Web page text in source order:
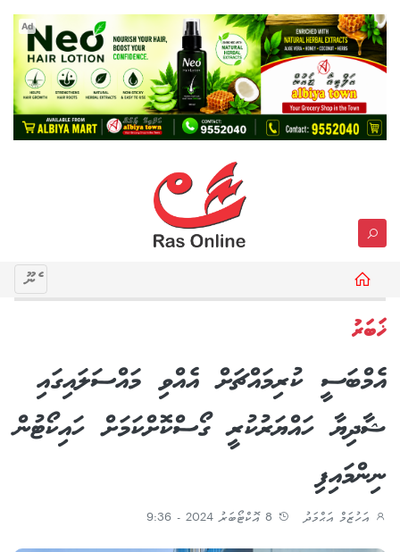
Ad
މެނޫ
ޚަބަރު
އެމްބަސީ ކުރިމައްޗަށް އެއްވި މައްސަލައިގައި
ޝާދިޔާ ހައްޔަރުކުރީ ގޯސްކޮށްކަމަށް ހައިކޯޓުން
ނިންމައިފި
އަހުޒަމް އަޙްމަދު